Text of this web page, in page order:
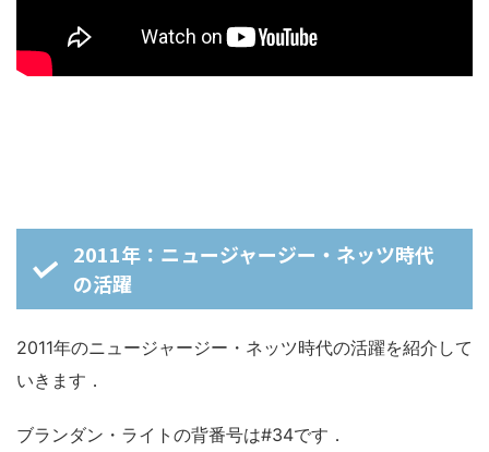
2011年：ニュージャージー・ネッツ時代
の活躍
2011年のニュージャージー・ネッツ時代の活躍を紹介して
いきます．
ブランダン・ライトの背番号は#34です．